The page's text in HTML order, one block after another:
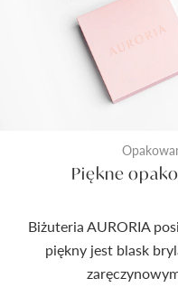
Piękne
Biżuteria AURORIA
piękny jest blask